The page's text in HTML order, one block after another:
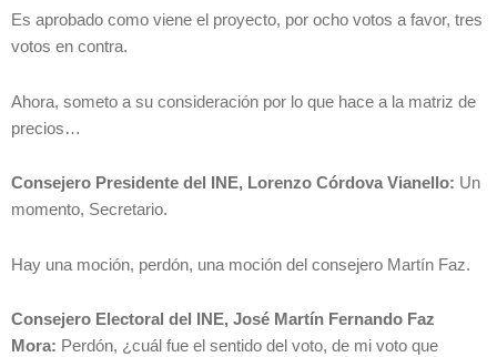
Es aprobado como viene el proyecto, por ocho votos a favor, tres
votos en contra.
Ahora, someto a su consideración por lo que hace a la matriz de
precios…
Consejero Presidente del INE, Lorenzo Córdova Vianello: Un
momento, Secretario.
Hay una moción, perdón, una moción del consejero Martín Faz.
Consejero Electoral del INE, José Martín Fernando Faz
Mora: Perdón, ¿cuál fue el sentido del voto, de mi voto que